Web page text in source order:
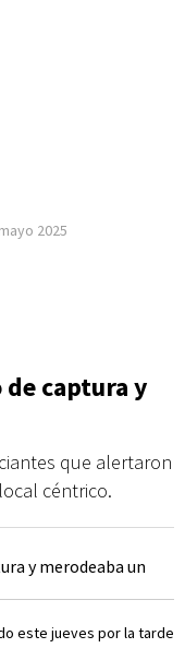
2025
captura y
que alertaron
céntrico.
este jueves por la tarde